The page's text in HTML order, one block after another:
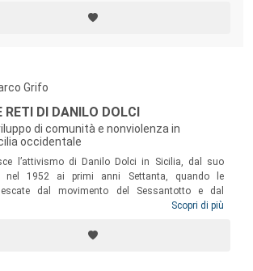
rivoluzione necessaria per uscire dal baratro della
volume analizza il sistema di produzione e
Grifo
RETI DI DANILO DOLCI
di comunità e nonviolenza in
occidentale
l’attivismo di Danilo Dolci in Sicilia, dal suo
nel 1952 ai primi anni Settanta, quando le
dal movimento del Sessantotto e dal
lo condussero a dedicarsi principalmente
i progetti di sviluppo socio-economico della Sicilia
volle dedicarsi esercitarono una singolare
Scopri di più